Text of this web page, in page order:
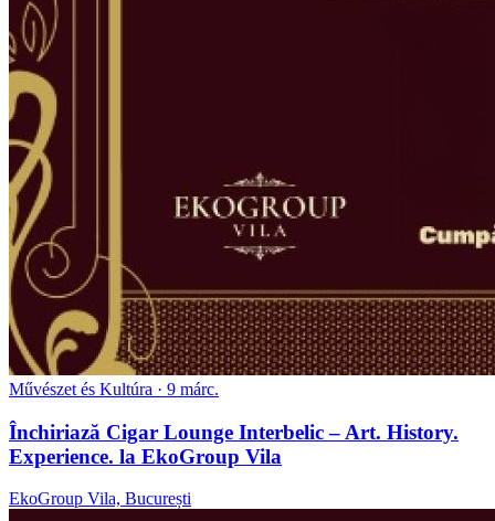
Művészet és Kultúra · 9 márc.
Închiriază Cigar Lounge Interbelic – Art. History.
Experience. la EkoGroup Vila
EkoGroup Vila, București